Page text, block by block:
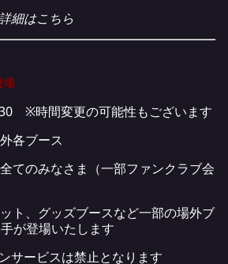
細はこちら
場
※時間変更の可能性もございます
各ブース
てのみなさま（一部ファンクラブ会
ト、グッズブースなど一部の場外ブ
が登場いたします
サービスは禁止となります